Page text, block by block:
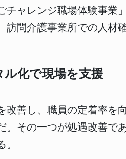
チャレンジ職場体験事業
訪問介護事業所での人材
化で現場を支援
改善し、職員の定着率を
。その一つが処遇改善で